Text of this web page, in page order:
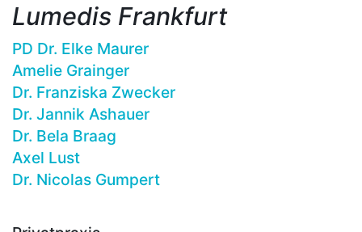
Lumedis Frankfurt
PD Dr. Elke Maurer
Amelie Grainger
Dr. Franziska Zwecker
Dr. Jannik Ashauer
Dr. Bela Braag
Axel Lust
Dr. Nicolas Gumpert